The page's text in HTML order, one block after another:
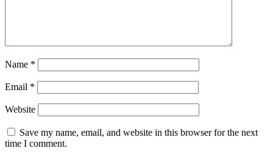
Name *
Email *
Website
Save my name, email, and website in this browser for the next
time I comment.